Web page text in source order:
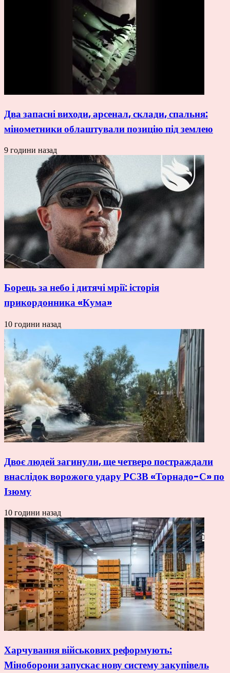
Два запасні виходи, арсенал, склади, спальня:
мінометники облаштували позицію під землею
9 години назад
Борець за небо і дитячі мрії: історія
прикордонника «Кума»
10 години назад
Двоє людей загинули, ще четверо постраждали
внаслідок ворожого удару РСЗВ «Торнадо-С» по
Ізюму
10 години назад
Харчування військових реформують:
Міноборони запускає нову систему закупівель